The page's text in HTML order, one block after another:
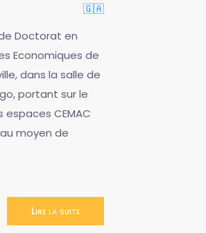
🇬🇦
de Doctorat en
Economiques de
dans la salle de
portant sur le
CEMAC
moyen de
Lire la suite